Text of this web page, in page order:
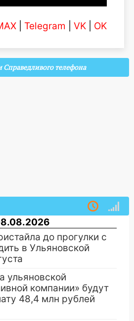
Telegram VK OK
Справедливого телефона
до прогулки с
в Ульяновской
ульяновской
компании» будут
48,4 млн рублей